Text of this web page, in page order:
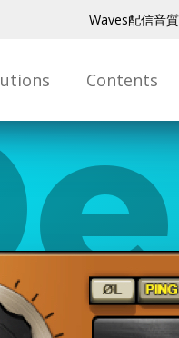
Waves配信音
Contents